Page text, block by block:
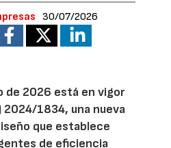
30/07/2026
de 2026 está en vigor
2024/1834, una nueva
que establece
de eficiencia